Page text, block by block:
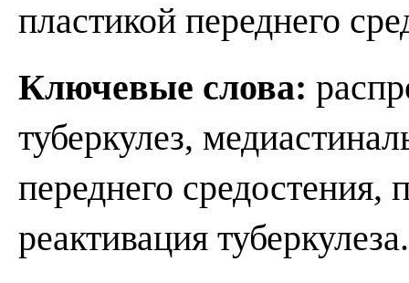
пластикой переднего
Ключевые слова:
туберкулез,
переднего
реактивация туберкулеза.